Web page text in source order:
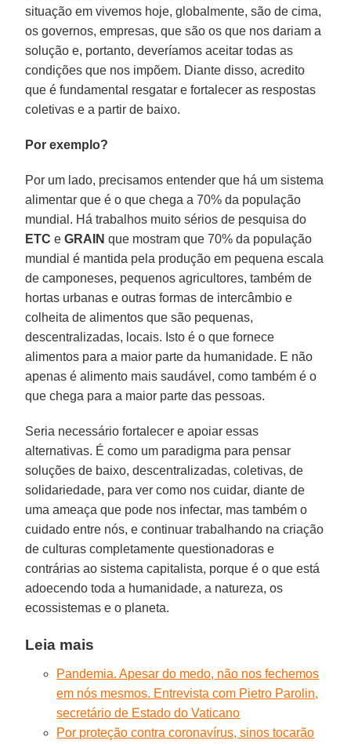
situação em vivemos hoje, globalmente, são de cima,
os governos, empresas, que são os que nos dariam a
solução e, portanto, deveríamos aceitar todas as
condições que nos impõem. Diante disso, acredito
que é fundamental resgatar e fortalecer as respostas
coletivas e a partir de baixo.
Por exemplo?
Por um lado, precisamos entender que há um sistema
alimentar que é o que chega a 70% da população
mundial. Há trabalhos muito sérios de pesquisa do
ETC eGRAIN que mostram que 70% da população
mundial é mantida pela produção em pequena escala
de camponeses, pequenos agricultores, também de
hortas urbanas e outras formas de intercâmbio e
colheita de alimentos que são pequenas,
descentralizadas, locais. Isto é o que fornece
alimentos para a maior parte da humanidade. E não
apenas é alimento mais saudável, como também é o
que chega para a maior parte das pessoas.
Seria necessário fortalecer e apoiar essas
alternativas. É como um paradigma para pensar
soluções de baixo, descentralizadas, coletivas, de
solidariedade, para ver como nos cuidar, diante de
uma ameaça que pode nos infectar, mas também o
cuidado entre nós, e continuar trabalhando na criação
de culturas completamente questionadoras e
contrárias ao sistema capitalista, porque é o que está
adoecendo toda a humanidade, a natureza, os
ecossistemas e o planeta.
Leia mais
Pandemia. Apesar do medo, não nos fechemos
em nós mesmos. Entrevista com Pietro Parolin,
secretário de Estado do Vaticano
Por proteção contra coronavírus, sinos tocarão